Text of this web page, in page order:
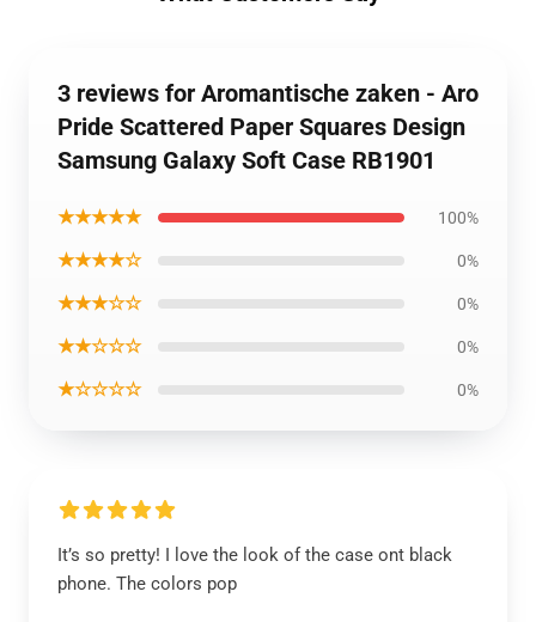
3 reviews for Aromantische zaken - Aro
Pride Scattered Paper Squares Design
Samsung Galaxy Soft Case RB1901
★★★★★ 100%
★★★★☆ 0%
★★★☆☆ 0%
★★☆☆☆ 0%
★☆☆☆☆ 0%
It’s so pretty! I love the look of the case ont black
phone. The colors pop